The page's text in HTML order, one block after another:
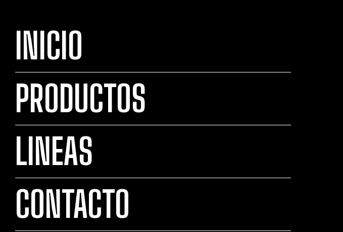
INICIO
PRODUCTOS
LINEAS
CONTACTO